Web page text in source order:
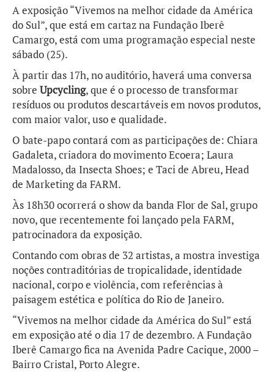
A exposição “Vivemos na melhor cidade da América
do Sul”, que está em cartaz na Fundação Iberê
Camargo, está com uma programação especial neste
sábado (25).
À partir das 17h, no auditório, haverá uma conversa
sobre Upcycling, que é o processo de transformar
resíduos ou produtos descartáveis em novos produtos,
com maior valor, uso e qualidade.
O bate-papo contará com as participações de: Chiara
Gadaleta, criadora do movimento Ecoera; Laura
Madalosso, da Insecta Shoes; e Taci de Abreu, Head
de Marketing da FARM.
Às 18h30 ocorrerá o show da banda Flor de Sal, grupo
novo, que recentemente foi lançado pela FARM,
patrocinadora da exposição.
Contando com obras de 32 artistas, a mostra investiga
noções contraditórias de tropicalidade, identidade
nacional, corpo e violência, com referências à
paisagem estética e política do Rio de Janeiro.
“Vivemos na melhor cidade da América do Sul” está
em exposição até o dia 17 de dezembro. A Fundação
Iberê Camargo fica na Avenida Padre Cacique, 2000 –
Bairro Cristal, Porto Alegre.